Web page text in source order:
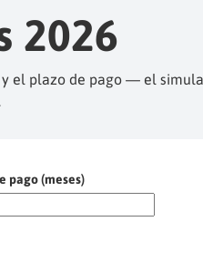
2026
el plazo de pago — el
pago (meses)